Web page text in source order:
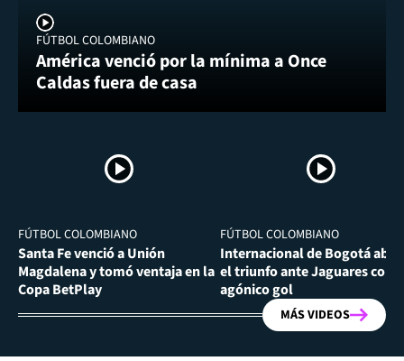
FÚTBOL COLOMBIANO
América venció por la mínima a Once
Caldas fuera de casa
FÚTBOL COLOMBIANO
Santa Fe venció a Unión
Magdalena y tomó ventaja en la
Copa BetPlay
FÚTBOL COLOMBIANO
Internacional de Bogotá
el triunfo ante Jaguares con
agónico gol
MÁS VIDEOS